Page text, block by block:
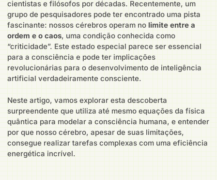
cientistas e filósofos por décadas. Recentemente, um
grupo de pesquisadores pode ter encontrado uma pista
fascinante: nossos cérebros operam no limite entre a
ordem e o caos, uma condição conhecida como
“criticidade”. Este estado especial parece ser essencial
para a consciência e pode ter implicações
revolucionárias para o desenvolvimento de inteligência
artificial verdadeiramente consciente.
Neste artigo, vamos explorar esta descoberta
surpreendente que utiliza até mesmo equações da física
quântica para modelar a consciência humana, e entender
por que nosso cérebro, apesar de suas limitações,
consegue realizar tarefas complexas com uma eficiência
energética incrível.